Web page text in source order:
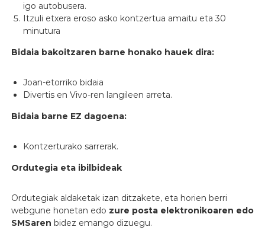
igo autobusera.
Itzuli etxera eroso asko kontzertua amaitu eta 30
minutura
Bidaia bakoitzaren barne honako hauek dira:
Joan-etorriko bidaia
Divertis en Vivo-ren langileen arreta.
Bidaia barne EZ dagoena:
Kontzerturako sarrerak.
Ordutegia eta ibilbideak
Ordutegiak aldaketak izan ditzakete, eta horien berri
webgune honetan edo zure posta elektronikoaren edo
SMSaren bidez emango dizuegu.